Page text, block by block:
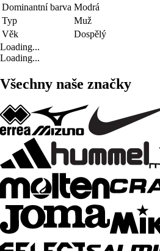
Dominantní barva Modrá
Typ
Muž
Věk
Dospělý
Loading...
Loading...
Všechny naše značky